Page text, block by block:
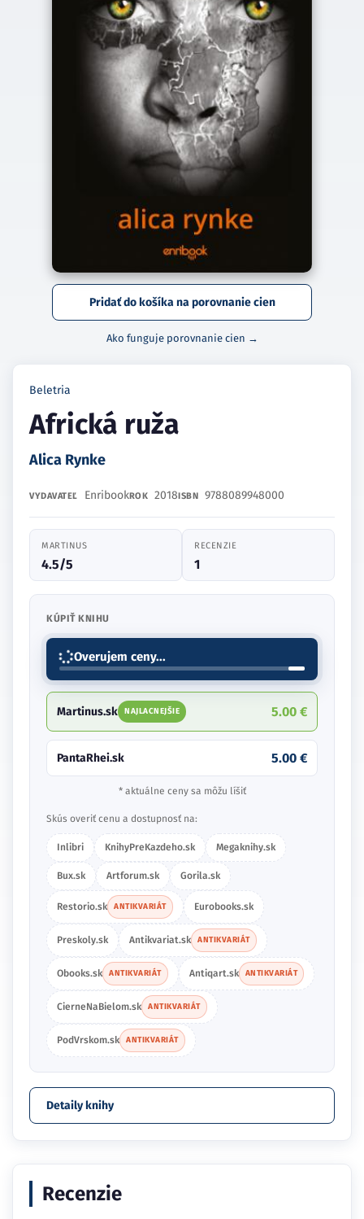
Pridať do košíka na porovnanie cien
Ako funguje porovnanie cien →
Beletria
Africká ruža
Alica Rynke
VYDAVATEĽ EnribookROK 2018ISBN 9788089948000
MARTINUS
4.5/5
RECENZIE
1
KÚPIŤ KNIHU
Overujem ceny...
Martinus.sk NAJLACNEJŠIE 5.00 €
PantaRhei.sk 5.00 €
* aktuálne ceny sa môžu líšiť
Skús overiť cenu a dostupnosť na:
Inlibri KnihyPreKazdeho.sk Megaknihy.sk
Bux.sk Artforum.sk Gorila.sk
Restorio.sk ANTIKVARIÁT Eurobooks.sk
Preskoly.sk Antikvariat.sk ANTIKVARIÁT
Obooks.sk ANTIKVARIÁT Antiqart.sk ANTIKVARIÁT
CierneNaBielom.sk ANTIKVARIÁT
PodVrskom.sk ANTIKVARIÁT
Detaily knihy
Recenzie